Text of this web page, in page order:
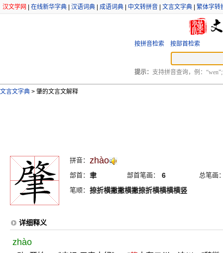
汉文学网 在线新华字典 汉语词典 成语词典 中文转拼音 文言文字典 繁体字转
按拼音检索 按部首检索
提示： 支持拼音查询，例：
文言文字典 > 肇的文言文解释
拼音： zhào
部首： 聿 部首笔画： 6
总笔画
笔顺： 捺折横撇撇横撇捺折横横横横竖
详细释义
zhào